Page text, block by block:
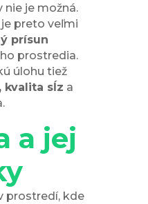
nie je možná.
preto veľmi
prísun
prostredia.
úlohu tiež
kvalita sĺz a
a jej
prostredí, kde